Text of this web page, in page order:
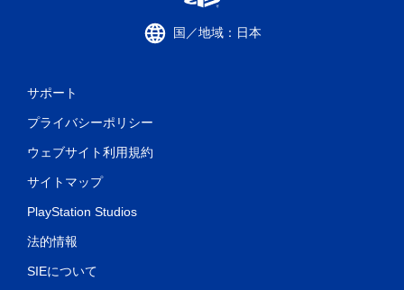
国／地域：日本
サポート
プライバシーポリシー
ウェブサイト利用規約
サイトマップ
PlayStation Studios
法的情報
SIEについて